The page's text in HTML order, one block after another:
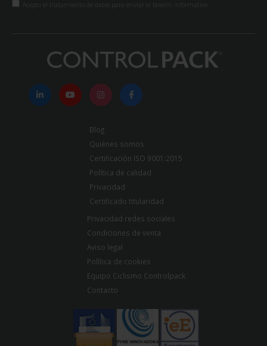
Acepto el tratamiento de datos para enviar el boletín informativo
Blog
Quiénes somos
Certificación ISO 9001:2015
Política de calidad
Privacidad
Certificado titularidad
Privacidad redes sociales
Condiciones de venta
Aviso legal
Política de cookies
Equipo Ciclismo Controlpack
Contacto